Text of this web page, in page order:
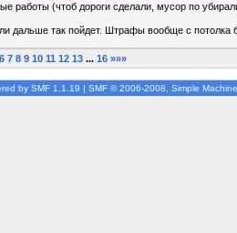
работы (чтоб дороги сделали, мусор по
дальше так пойдет. Штрафы вообще с потолка
6 7 8 9 10 11 12 13 ... 16 »»»
by SMF 1.1.19 | SMF © 2006-2008, Simple